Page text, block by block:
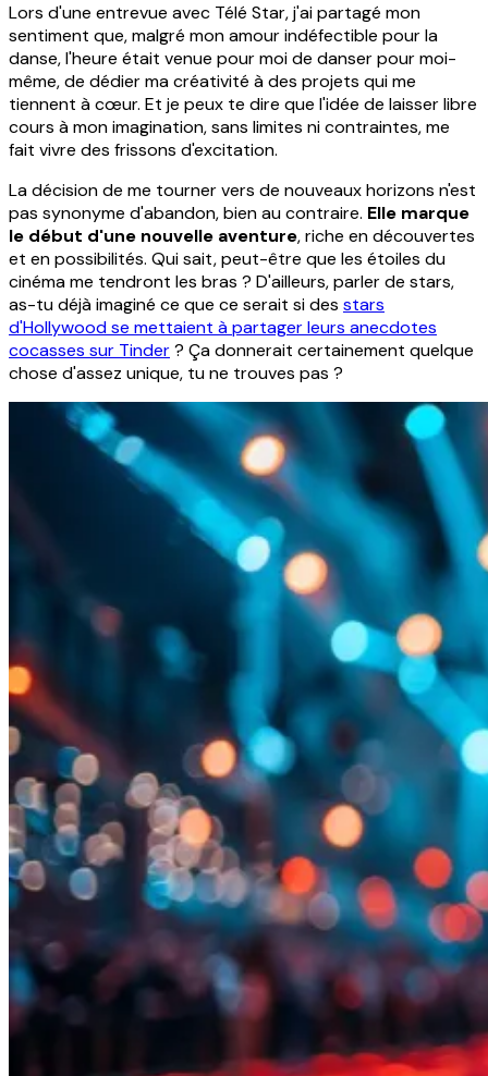
Lors d'une entrevue avec Télé Star, j'ai partagé mon
sentiment que, malgré mon amour indéfectible pour la
danse, l'heure était venue pour moi de danser pour moi-
même, de dédier ma créativité à des projets qui me
tiennent à cœur. Et je peux te dire que l'idée de laisser libre
cours à mon imagination, sans limites ni contraintes, me
fait vivre des frissons d'excitation.
La décision de me tourner vers de nouveaux horizons n'est
pas synonyme d'abandon, bien au contraire. Elle marque
le début d'une nouvelle aventure, riche en découvertes
et en possibilités. Qui sait, peut-être que les étoiles du
cinéma me tendront les bras ? D'ailleurs, parler de stars,
as-tu déjà imaginé ce que ce serait si des stars
d'Hollywood se mettaient à partager leurs anecdotes
cocasses sur Tinder? Ça donnerait certainement quelque
chose d'assez unique, tu ne trouves pas ?